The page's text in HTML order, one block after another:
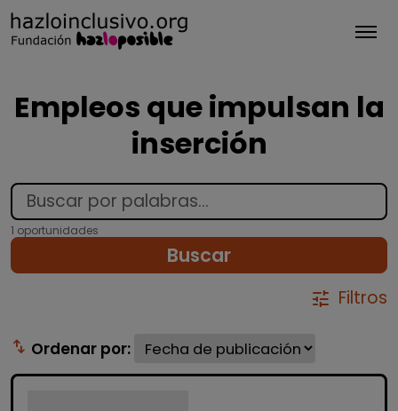
Empleos que impulsan la
inserción
1 oportunidades
Buscar
tune Filtros
swap_vert Ordenar por: